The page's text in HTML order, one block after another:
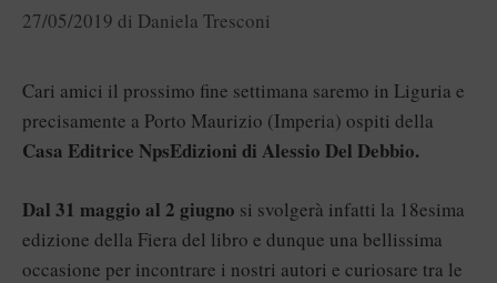
27/05/2019 di Daniela Tresconi
Cari amici il prossimo fine settimana saremo in Liguria e
precisamente a Porto Maurizio (Imperia) ospiti della
Casa Editrice NpsEdizioni di Alessio Del Debbio.
Dal 31 maggio al 2 giugno si svolgerà infatti la 18esima
edizione della Fiera del libro e dunque una bellissima
occasione per incontrare i nostri autori e curiosare tra le